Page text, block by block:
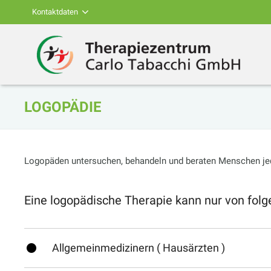
Kontaktdaten
LOGOPÄDIE
Logopäden untersuchen, behandeln und beraten Menschen
Eine logopädische Therapie kann nur von
fiber_manual_record Allgemeinmedizinern ( Hausärzten )